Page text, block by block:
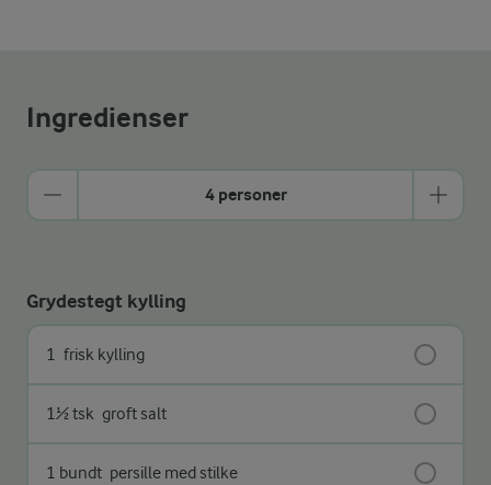
Ingredienser
4 personer
Grydestegt kylling
1 frisk kylling
1½ tsk groft salt
1 bundt persille med stilke